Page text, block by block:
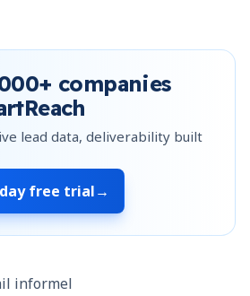
companies
lead data, deliverability built
free trial→
informel